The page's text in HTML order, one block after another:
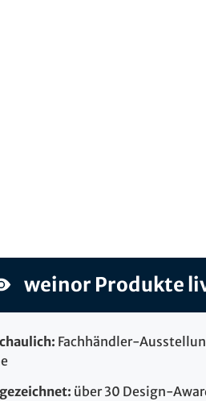
weinor Produkte
Fachhändler-
über 30 Design-